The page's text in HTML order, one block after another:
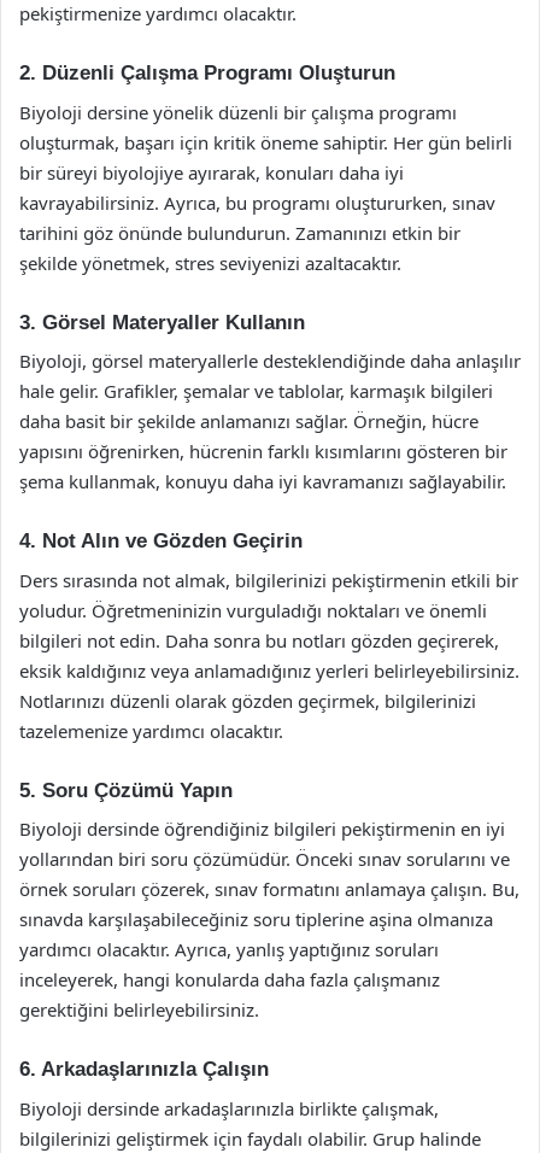
pekiştirmenize yardımcı olacaktır.
2. Düzenli Çalışma Programı Oluşturun
Biyoloji dersine yönelik düzenli bir çalışma programı
oluşturmak, başarı için kritik öneme sahiptir. Her gün belirli
bir süreyi biyolojiye ayırarak, konuları daha iyi
kavrayabilirsiniz. Ayrıca, bu programı oluştururken, sınav
tarihini göz önünde bulundurun. Zamanınızı etkin bir
şekilde yönetmek, stres seviyenizi azaltacaktır.
3. Görsel Materyaller Kullanın
Biyoloji, görsel materyallerle desteklendiğinde daha anlaşılır
hale gelir. Grafikler, şemalar ve tablolar, karmaşık bilgileri
daha basit bir şekilde anlamanızı sağlar. Örneğin, hücre
yapısını öğrenirken, hücrenin farklı kısımlarını gösteren bir
şema kullanmak, konuyu daha iyi kavramanızı sağlayabilir.
4. Not Alın ve Gözden Geçirin
Ders sırasında not almak, bilgilerinizi pekiştirmenin etkili bir
yoludur. Öğretmeninizin vurguladığı noktaları ve önemli
bilgileri not edin. Daha sonra bu notları gözden geçirerek,
eksik kaldığınız veya anlamadığınız yerleri belirleyebilirsiniz.
Notlarınızı düzenli olarak gözden geçirmek, bilgilerinizi
tazelemenize yardımcı olacaktır.
5. Soru Çözümü Yapın
Biyoloji dersinde öğrendiğiniz bilgileri pekiştirmenin en iyi
yollarından biri soru çözümüdür. Önceki sınav sorularını ve
örnek soruları çözerek, sınav formatını anlamaya çalışın. Bu,
sınavda karşılaşabileceğiniz soru tiplerine aşina olmanıza
yardımcı olacaktır. Ayrıca, yanlış yaptığınız soruları
inceleyerek, hangi konularda daha fazla çalışmanız
gerektiğini belirleyebilirsiniz.
6. Arkadaşlarınızla Çalışın
Biyoloji dersinde arkadaşlarınızla birlikte çalışmak,
bilgilerinizi geliştirmek için faydalı olabilir. Grup halinde